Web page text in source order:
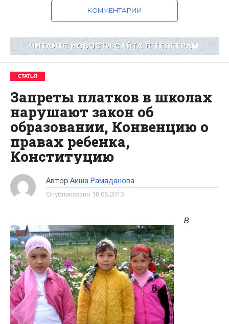
КОММЕНТАРИИ
СТАТЬЯ
Запреты платков в школах
нарушают закон об
образовании, Конвенцию о
правах ребенка,
Конституцию
Автор Аиша Рамаданова
Опубликовано 18.05.2013
В